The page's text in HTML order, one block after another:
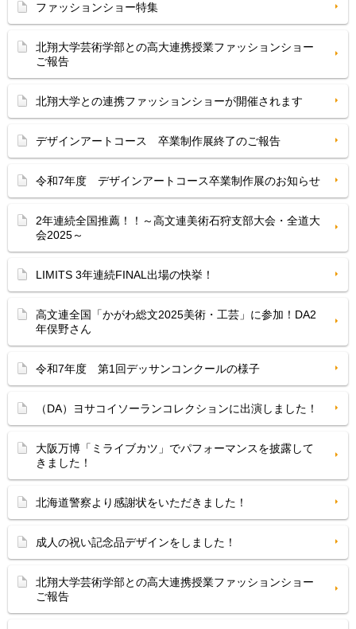
ファッションショー特集
北翔大学芸術学部との高大連携授業ファッションショー
ご報告
北翔大学との連携ファッションショーが開催されます
デザインアートコース 卒業制作展終了のご報告
令和7年度 デザインアートコース卒業制作展のお知らせ
2年連続全国推薦！！～高文連美術石狩支部大会・全道大
会2025～
LIMITS 3年連続FINAL出場の快挙！
高文連全国「かがわ総文2025美術・工芸」に参加！DA2
年俣野さん
令和7年度 第1回デッサンコンクールの様子
（DA）ヨサコイソーランコレクションに出演しました！
大阪万博「ミライブカツ」でパフォーマンスを披露して
きました！
北海道警察より感謝状をいただきました！
成人の祝い記念品デザインをしました！
北翔大学芸術学部との高大連携授業ファッションショー
ご報告